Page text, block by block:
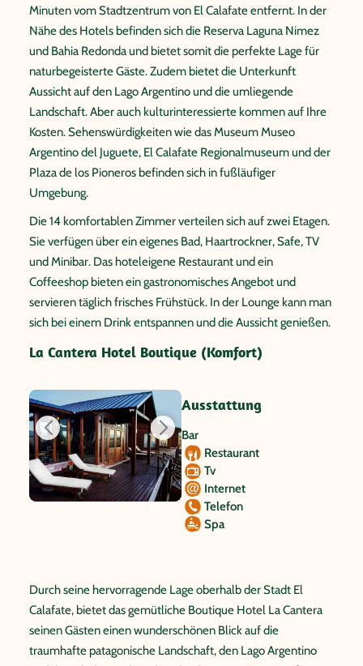
Minuten vom Stadtzentrum von El Calafate entfernt. In der
Nähe des Hotels befinden sich die Reserva Laguna Nimez
und Bahia Redonda und bietet somit die perfekte Lage für
naturbegeisterte Gäste. Zudem bietet die Unterkunft
Aussicht auf den Lago Argentino und die umliegende
Landschaft. Aber auch kulturinteressierte kommen auf Ihre
Kosten. Sehenswürdigkeiten wie das Museum Museo
Argentino del Juguete, El Calafate Regionalmuseum und der
Plaza de los Pioneros befinden sich in fußläufiger
Umgebung.
Die 14 komfortablen Zimmer verteilen sich auf zwei Etagen.
Sie verfügen über ein eigenes Bad, Haartrockner, Safe, TV
und Minibar. Das hoteleigene Restaurant und ein
Coffeeshop bieten ein gastronomisches Angebot und
servieren täglich frisches Frühstück. In der Lounge kann man
sich bei einem Drink entspannen und die Aussicht genießen.
La Cantera Hotel Boutique (Komfort)
Ausstattung
Bar
Restaurant
Tv
Internet
Telefon
Spa
Durch seine hervorragende Lage oberhalb der Stadt El
Calafate, bietet das gemütliche Boutique Hotel La Cantera
seinen Gästen einen wunderschönen Blick auf die
traumhafte patagonische Landschaft, den Lago Argentino